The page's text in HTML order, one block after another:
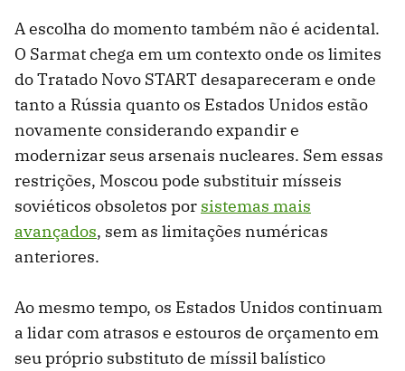
A escolha do momento também não é acidental.
O Sarmat chega em um contexto onde os limites
do Tratado Novo START desapareceram e onde
tanto a Rússia quanto os Estados Unidos estão
novamente considerando expandir e
modernizar seus arsenais nucleares. Sem essas
restrições, Moscou pode substituir mísseis
soviéticos obsoletos por sistemas mais
avançados, sem as limitações numéricas
anteriores.
Ao mesmo tempo, os Estados Unidos continuam
a lidar com atrasos e estouros de orçamento em
seu próprio substituto de míssil balístico